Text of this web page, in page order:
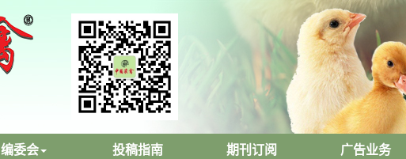
编委会 投稿指南 期刊订阅 广告业务